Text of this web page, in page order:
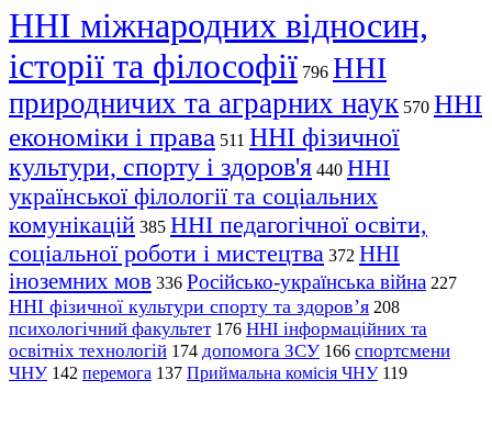
ННІ міжнародних відносин,
історії та філософії 796 ННІ
природничих та аграрних наук 570 ННІ
економіки і права 511 ННІ фізичної
культури, спорту і здоров'я 440 ННІ
української філології та соціальних
комунікацій 385 ННІ педагогічної освіти,
соціальної роботи і мистецтва 372 ННІ
іноземних мов 336 Російсько-українська війна 227
ННІ фізичної культури спорту та здоров’я 208
психологічний факультет 176 ННІ інформаційних та
освітніх технологій 174 допомога ЗСУ 166 спортсмени
ЧНУ 142 перемога 137 Приймальна комісія ЧНУ 119